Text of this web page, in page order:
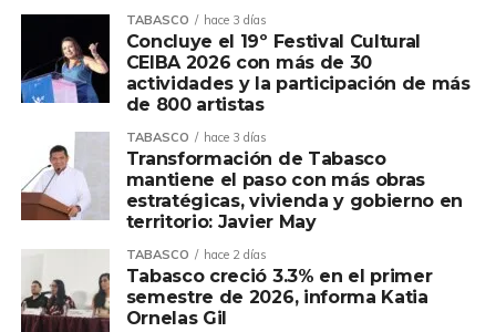
TABASCO hace 3 días
Concluye el 19º Festival Cultural
CEIBA 2026 con más de 30
actividades y la participación de más
de 800 artistas
TABASCO hace 3 días
Transformación de Tabasco
mantiene el paso con más obras
estratégicas, vivienda y gobierno en
territorio: Javier May
TABASCO hace 2 días
Tabasco creció 3.3% en el primer
semestre de 2026, informa Katia
Ornelas Gil